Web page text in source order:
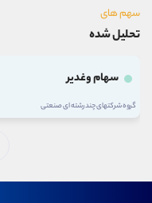
سهم های
تحلیل شده
سهام وغدیر
گروه شرکتهای چند رشته ای صنعتی